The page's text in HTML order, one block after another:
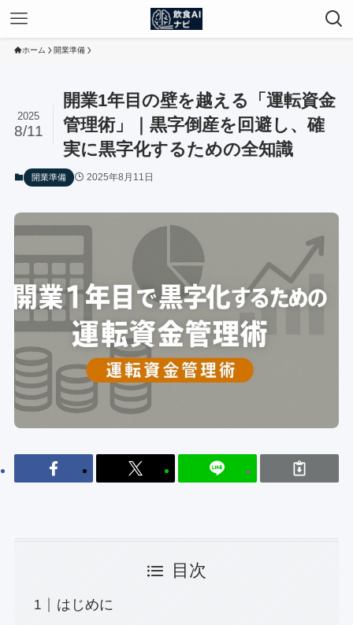
ホーム 開業準備
開業1年目の壁を越える「運転資金
管理術」｜黒字倒産を回避し、確
実に黒字化するための全知識
2025
8/11
開業準備 2025年8月11日
目次
はじめに